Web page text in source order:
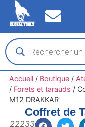
Accueil/ Boutique/
/ Forets et tarauds /
M12 DRAKKAR
Coffret de
22233